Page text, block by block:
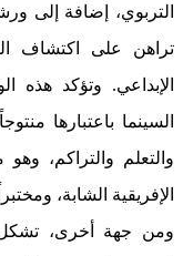
التربوي، إضافة إلى
تراهن على اكتشاف
الإبداعي. وتؤكد
السينما باعتبارها
والتعلم والتراكم،
الإفريقية الشابة،
ومن جهة أخرى، تشكل